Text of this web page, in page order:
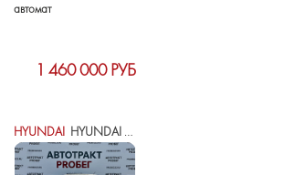
автомат
1 460 000 РУБ
HYUNDAI HYUNDAI SOLARIS II